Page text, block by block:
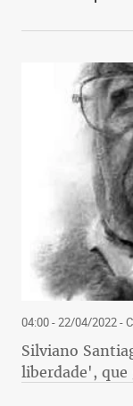
04:00 - 22/04/2022-
Silviano
liberdade', que